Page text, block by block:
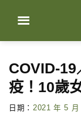
content
COVID-
疫！10歲
日期： 2021 年 5 月